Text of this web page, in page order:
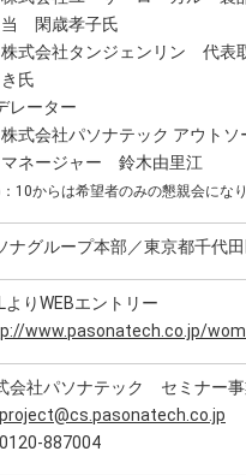
当 閑歳孝子氏
株式会社タンジェンリン 代表
き氏
レーター
株式会社パソナテック アウト
マネージャー 鈴木由里江
10からは希望者のみの懇親会にな
ナグループ本部／東京都千代
よりWEBエントリー
www.pasonatech.co.jp/
会社パソナテック セミナー事
project@cs.pasonatech.co.jp
0120-887004